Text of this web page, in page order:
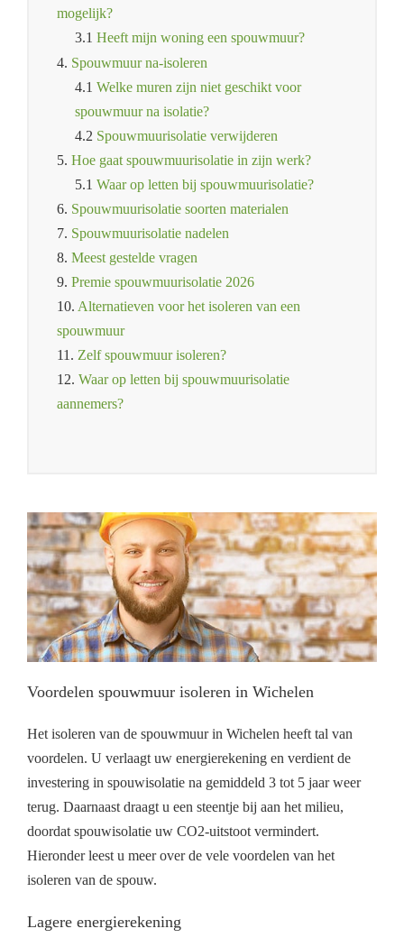
mogelijk?
3.1 Heeft mijn woning een spouwmuur?
4. Spouwmuur na-isoleren
4.1 Welke muren zijn niet geschikt voor
spouwmuur na isolatie?
4.2 Spouwmuurisolatie verwijderen
5. Hoe gaat spouwmuurisolatie in zijn werk?
5.1 Waar op letten bij spouwmuurisolatie?
6. Spouwmuurisolatie soorten materialen
7. Spouwmuurisolatie nadelen
8. Meest gestelde vragen
9. Premie spouwmuurisolatie 2026
10. Alternatieven voor het isoleren van een
spouwmuur
11. Zelf spouwmuur isoleren?
12. Waar op letten bij spouwmuurisolatie
aannemers?
Voordelen spouwmuur isoleren in Wichelen
Het isoleren van de spouwmuur in Wichelen heeft tal van
voordelen. U verlaagt uw energierekening en verdient de
investering in spouwisolatie na gemiddeld 3 tot 5 jaar weer
terug. Daarnaast draagt u een steentje bij aan het milieu,
doordat spouwisolatie uw CO2-uitstoot vermindert.
Hieronder leest u meer over de vele voordelen van het
isoleren van de spouw.
Lagere energierekening